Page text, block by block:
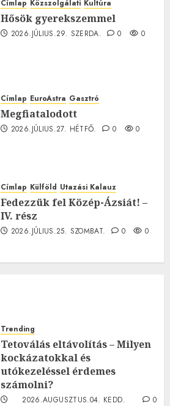
Címlap Közszolgálati Kultúra
Hősök gyerekszemmel
2026.JÚLIUS.29. SZERDA. 0 0
Címlap EuroAstra Gasztró
Megfiatalodott
2026.JÚLIUS.27. HÉTFŐ. 0 0
Címlap Külföld Utazási Kalauz
Fedezzük fel Közép-Ázsiát! –
IV. rész
2026.JÚLIUS.25. SZOMBAT. 0 0
Trending
Tetoválás eltávolítás – Milyen
kockázatokkal és
utókezeléssel érdemes
számolni?
2026.AUGUSZTUS.04. KEDD.
0